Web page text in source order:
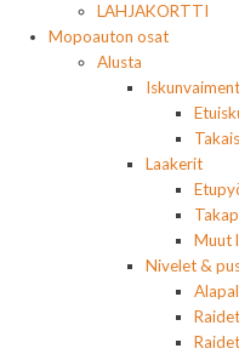
LAHJAKORTTI
Mopoauton osat
Alusta
Laakerit
Muut
Nivelet &